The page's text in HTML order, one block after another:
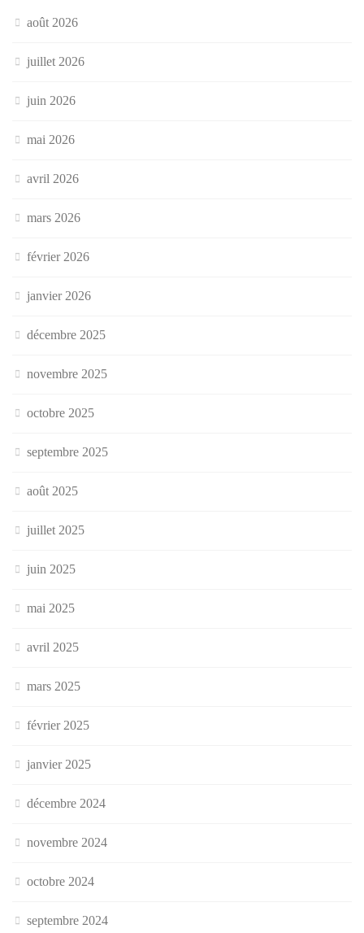
août 2026
juillet 2026
juin 2026
mai 2026
avril 2026
mars 2026
février 2026
janvier 2026
décembre 2025
novembre 2025
octobre 2025
septembre 2025
août 2025
juillet 2025
juin 2025
mai 2025
avril 2025
mars 2025
février 2025
janvier 2025
décembre 2024
novembre 2024
octobre 2024
septembre 2024